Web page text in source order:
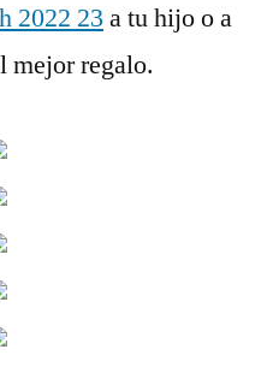
2022 23 a tu hijo o a
mejor regalo.